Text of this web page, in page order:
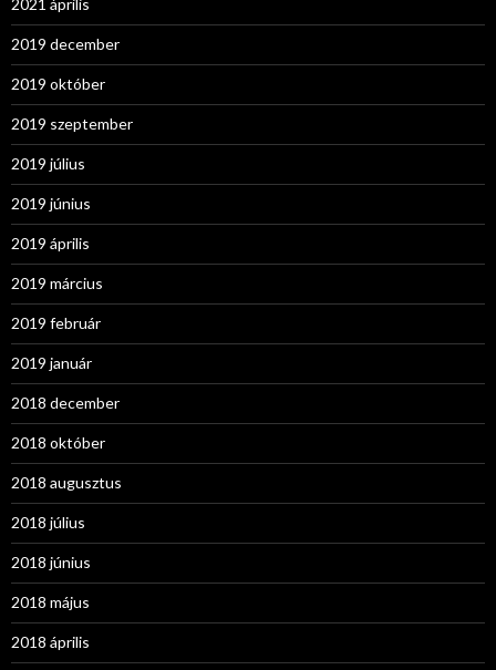
2021 április
2019 december
2019 október
2019 szeptember
2019 július
2019 június
2019 április
2019 március
2019 február
2019 január
2018 december
2018 október
2018 augusztus
2018 július
2018 június
2018 május
2018 április